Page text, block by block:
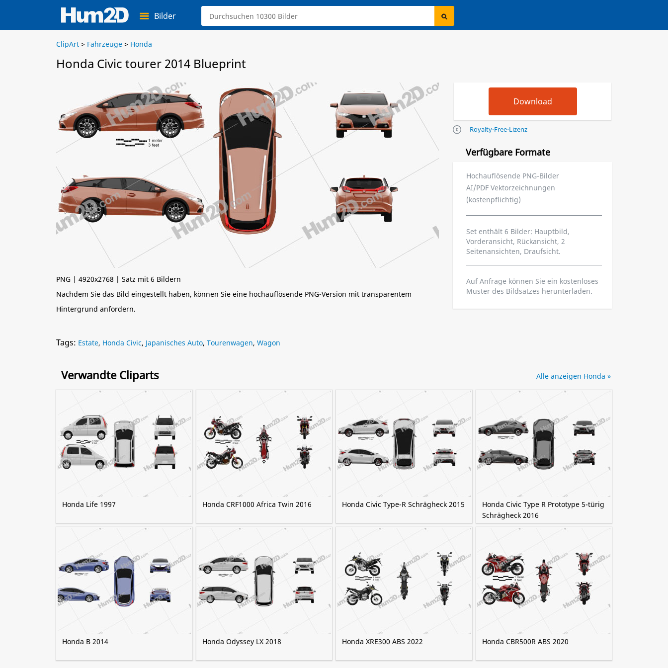
Bilder
ClipArt > Fahrzeuge > Honda
Honda Civic tourer 2014 Blueprint
PNG | 4920x2768 | Satz mit 6 Bildern
Nachdem Sie das Bild eingestellt haben, können Sie eine hochauflösende PNG-Version mit transparentem
Hintergrund anfordern.
Royalty-Free-Lizenz
Verfügbare Formate
Hochauflösende PNG-Bilder
AI/PDF Vektorzeichnungen
(kostenpflichtig)
Set enthält 6 Bilder: Hauptbild,
Vorderansicht, Rückansicht, 2
Seitenansichten, Draufsicht.
Auf Anfrage können Sie ein kostenloses
Muster des Bildsatzes herunterladen.
Tags: Estate, Honda Civic, Japanisches Auto, Tourenwagen, Wagon
Verwandte Cliparts
Honda Life 1997 Honda CRF1000 Africa Twin 2016 Honda Civic Type-R Schrägheck 2015
Honda Civic Type R Prototype 5-türig
Schrägheck 2016
Honda B 2014 Honda Odyssey LX 2018 Honda XRE300 ABS 2022 Honda CBR500R ABS 2020
Alle anzeigen Honda »